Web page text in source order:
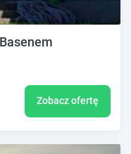
Zobacz ofertę